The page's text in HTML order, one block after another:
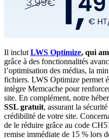
Il inclut LWS Optimize, qui
grâce à des fonctionnalités
l’optimisation des médias, la
fichiers. LWS Optimize permet
intègre Memcache pour
site. En complément, notre
SSL gratuit, assurant la
crédibilité de votre site.
de le réduire grâce au code
remise immédiate de 15 % lors